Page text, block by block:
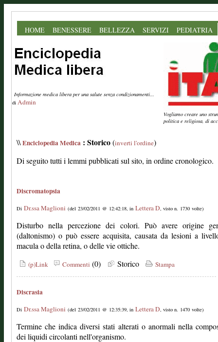
HOME BENESSERE BELLEZZA SERVIZI PEDIATRIA
Informazione medica libera per una salute senza condizionamenti...
di Admin
Vogliamo creare uno
politica e religiosa, di
\\Enciclopedia Medica : Storico(inverti l'ordine)
Di seguito tutti i lemmi pubblicati sul sito, in ordine cronologico.
Discromatopsia
Di Dr.ssa Maglioni (del 23/02/2011 @ 12:42:18, in Lettera D, visto n. 1730 volte)
Disturbo nella percezione dei colori. Può avere origine
(daltonismo) o può essere acquisita, causata da lesioni a
macula o della retina, o delle vie ottiche.
(p)Link Commenti (0) Storico Stampa
Discrasia
Di Dr.ssa Maglioni (del 23/02/2011 @ 12:35:39, in Lettera D, visto n. 1470 volte)
Termine che indica diversi stati alterati o anormali nella
dei liquidi circolanti nell'organismo.